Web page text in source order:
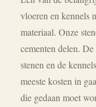
vloeren en kennels
materiaal. Onze
cementen delen.
stenen en de
meeste kosten in
die gedaan moet